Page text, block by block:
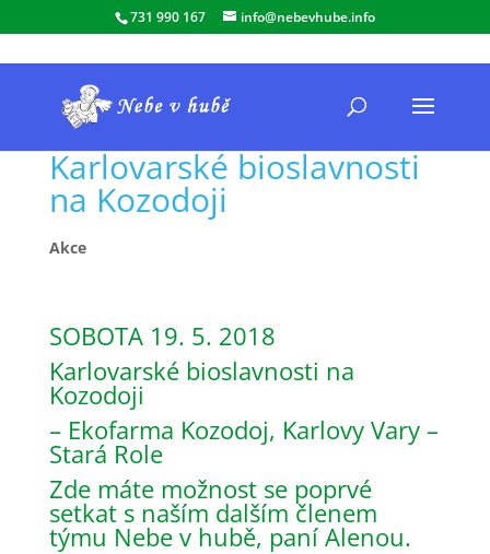
731 990 167 info@nebevhube.info
Karlovarské bioslavnosti
na Kozodoji
Akce
SOBOTA 19. 5. 2018
Karlovarské bioslavnosti na
Kozodoji
– Ekofarma Kozodoj, Karlovy Vary –
Stará Role
Zde máte možnost se poprvé
setkat s naším dalším členem
týmu Nebe v hubě, paní Alenou.